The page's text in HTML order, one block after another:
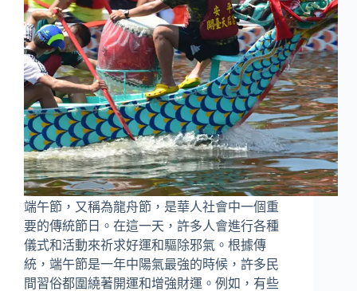
端午節，又稱為龍舟節，是華人社會中一個重
要的傳統節日。在這一天，許多人會進行各種
儀式和活動來祈求好運和驅除邪氣。根據傳
統，端午節是一年中陽氣最強的時候，許多民
間習俗都圍繞著開運和增強財運。例如，有些